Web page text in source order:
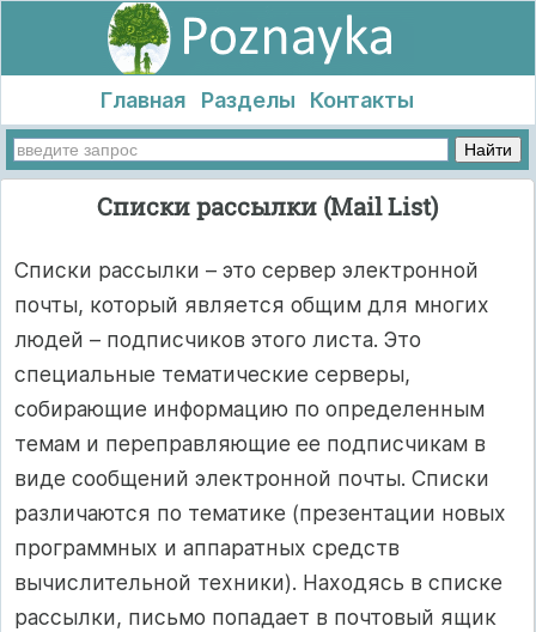
Главная Разделы Контакты
Списки рассылки (Mail List)
Списки рассылки – это сервер электронной
почты, который является общим для многих
людей – подписчиков этого листа. Это
специальные тематические серверы,
собирающие информацию по определенным
темам и переправляющие ее подписчикам в
виде сообщений электронной почты. Списки
различаются по тематике (презентации новых
программных и аппаратных средств
вычислительной техники). Находясь в списке
рассылки, письмо попадает в почтовый ящик